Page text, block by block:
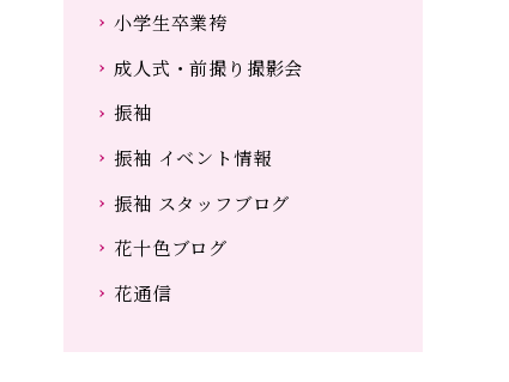
小学生卒業袴
成人式・前撮り撮影会
振袖
振袖 イベント情報
振袖 スタッフブログ
花十色ブログ
花通信